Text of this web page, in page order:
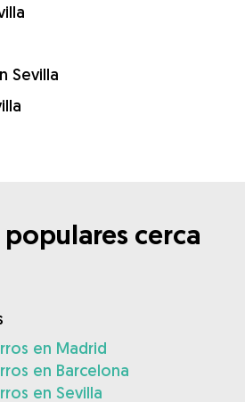
Sevilla
populares cerca
en Madrid
en Barcelona
en Sevilla